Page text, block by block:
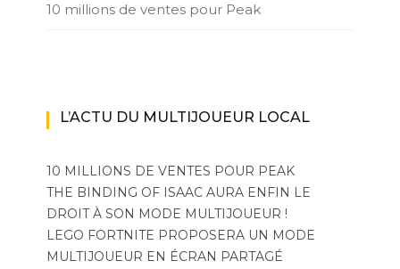
10 millions de ventes pour Peak
L’ACTU DU MULTIJOUEUR LOCAL
10 MILLIONS DE VENTES POUR PEAK
THE BINDING OF ISAAC AURA ENFIN LE
DROIT À SON MODE MULTIJOUEUR !
LEGO FORTNITE PROPOSERA UN MODE
MULTIJOUEUR EN ÉCRAN PARTAGÉ